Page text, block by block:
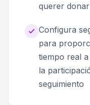
querer donar
Configura
para
tiempo real
la
seguimiento